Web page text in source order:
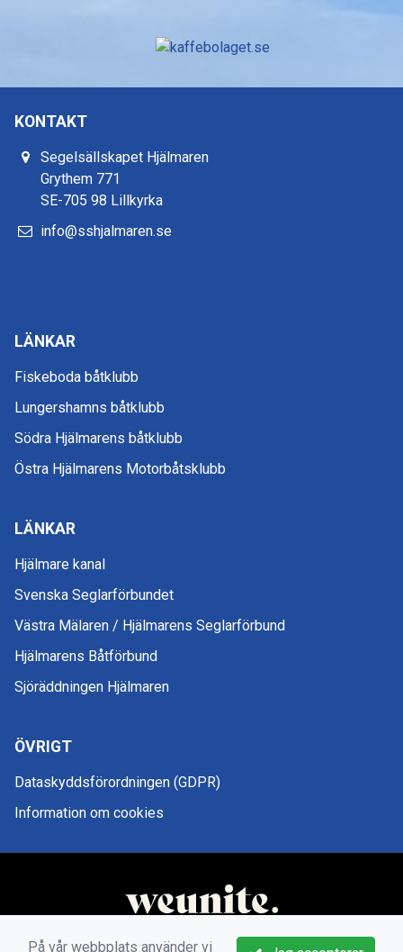
KONTAKT
Segelsällskapet Hjälmaren
Grythem 771
SE-705 98 Lillkyrka
info@sshjalmaren.se
LÄNKAR
Fiskeboda båtklubb
Lungershamns båtklubb
Södra Hjälmarens båtklubb
Östra Hjälmarens Motorbåtsklubb
LÄNKAR
Hjälmare kanal
Svenska Seglarförbundet
Västra Mälaren / Hjälmarens Seglarförbund
Hjälmarens Båtförbund
Sjöräddningen Hjälmaren
ÖVRIGT
Dataskyddsförordningen (GDPR)
Information om cookies
På vår webbplats använder vi